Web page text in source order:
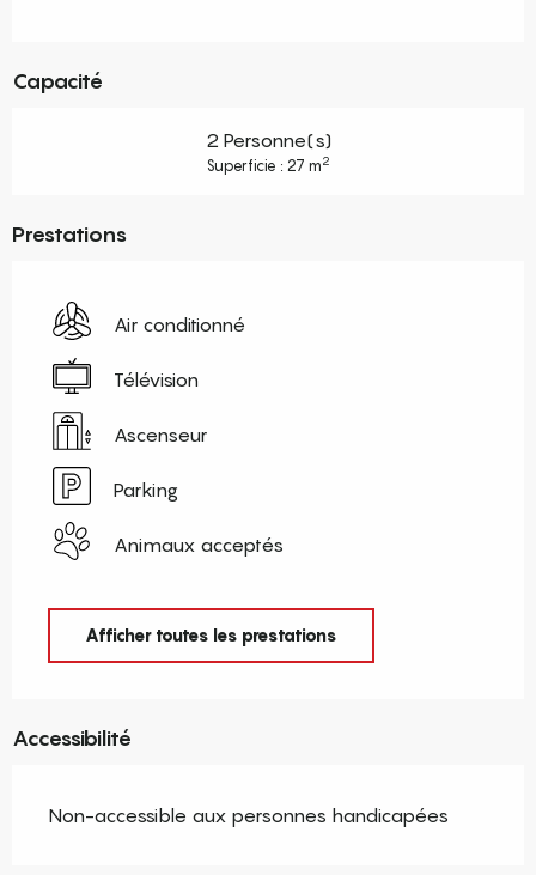
Capacité
2 Personne(s)
Superficie : 27 m2
Prestations
Air conditionné
Télévision
Ascenseur
Parking
Animaux acceptés
Afficher toutes les prestations
Accessibilité
Non-accessible aux personnes handicapées